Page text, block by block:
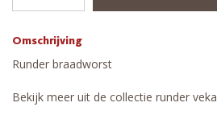
Omschrijving
Runder braadworst
Bekijk meer uit de collectie runder veka